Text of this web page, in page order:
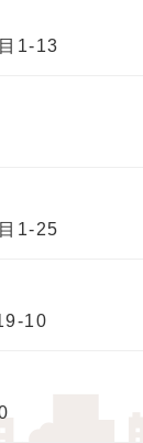
1-13
1-25
10